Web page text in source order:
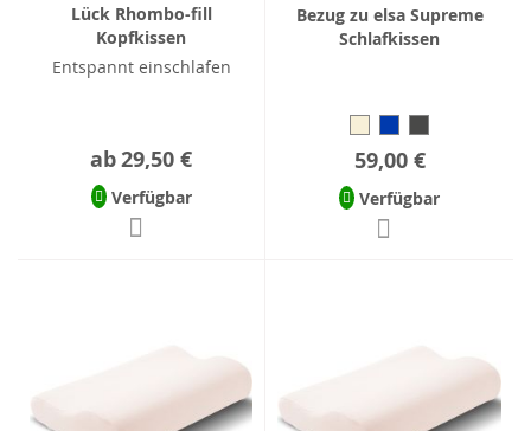
Lück Rhombo-fill
Kopfkissen
Entspannt einschlafen
ab29,50 €
Verfügbar
Bezug zu elsa Supreme
Schlafkissen
59,00 €
Verfügbar